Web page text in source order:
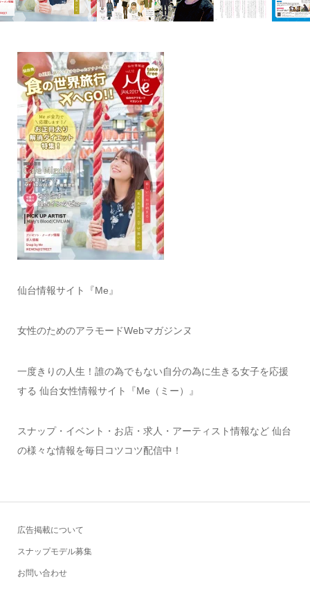
仙台情報サイト『Me』
女性のためのアラモードWebマガジンヌ
一度きりの人生！誰の為でもない自分の為に生きる女子を応援
する 仙台女性情報サイト『Me（ミー）』
スナップ・イベント・お店・求人・アーティスト情報など 仙台
の様々な情報を毎日コツコツ配信中！
広告掲載について
スナップモデル募集
お問い合わせ